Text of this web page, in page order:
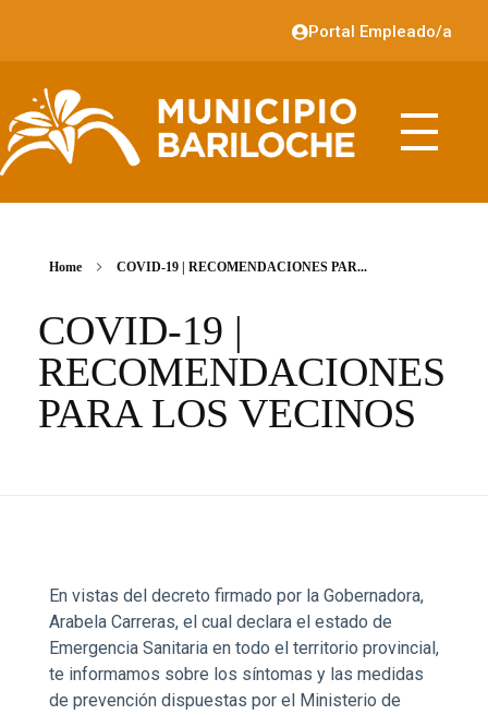
Portal Empleado/a
Home COVID-19 | RECOMENDACIONES PAR...
COVID-19 |
RECOMENDACIONES
PARA LOS VECINOS
En vistas del decreto firmado por la Gobernadora,
Arabela Carreras, el cual declara el estado de
Emergencia Sanitaria en todo el territorio provincial,
te informamos sobre los síntomas y las medidas
de prevención dispuestas por el Ministerio de